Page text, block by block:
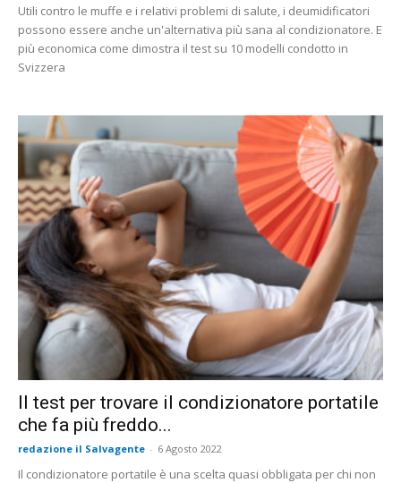
Utili contro le muffe e i relativi problemi di salute, i deumidificatori
possono essere anche un'alternativa più sana al condizionatore. E
più economica come dimostra il test su 10 modelli condotto in
Svizzera
Il test per trovare il condizionatore portatile
che fa più freddo...
redazione il Salvagente - 6 Agosto 2022
Il condizionatore portatile è una scelta quasi obbligata per chi non